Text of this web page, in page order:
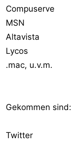
Compuserve
MSN
Altavista
Lycos
.mac, u.v.m.
Gekommen sind:
Twitter